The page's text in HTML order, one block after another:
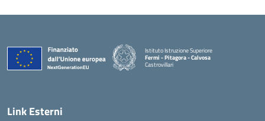
Istituto Istruzione Superiore
Fermi - Pitagora - Calvosa
Castrovillari
Link Esterni